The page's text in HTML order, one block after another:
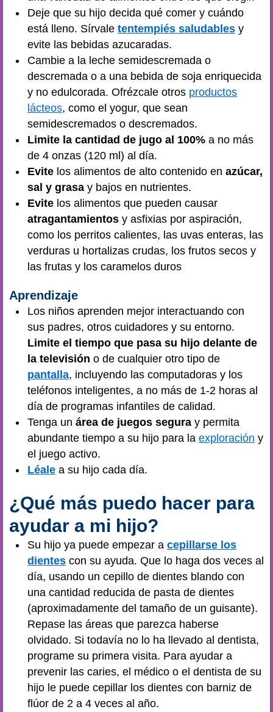
Deje que su hijo decida qué comer y cuándo
está lleno. Sírvale tentempiés saludables y
evite las bebidas azucaradas.
Cambie a la leche semidescremada o
descremada o a una bebida de soja enriquecida
y no edulcorada. Ofrézcale otros productos
lácteos, como el yogur, que sean
semidescremados o descremados.
Limite la cantidad de jugo al 100% a no más
de 4 onzas (120 ml) al día.
Evite los alimentos de alto contenido en azúcar,
sal y grasa y bajos en nutrientes.
Evite los alimentos que pueden causar
atragantamientos y asfixias por aspiración,
como los perritos calientes, las uvas enteras, las
verduras u hortalizas crudas, los frutos secos y
las frutas y los caramelos duros
Aprendizaje
Los niños aprenden mejor interactuando con
sus padres, otros cuidadores y su entorno.
Limite el tiempo que pasa su hijo delante de
la televisión o de cualquier otro tipo de
pantalla, incluyendo las computadoras y los
teléfonos inteligentes, a no más de 1-2 horas al
día de programas infantiles de calidad.
Tenga un área de juegos segura y permita
abundante tiempo a su hijo para la exploración y
el juego activo.
Léale a su hijo cada día.
¿Qué más puedo hacer para
ayudar a mi hijo?
Su hijo ya puede empezar a cepillarse los
dientes con su ayuda. Que lo haga dos veces al
día, usando un cepillo de dientes blando con
una cantidad reducida de pasta de dientes
(aproximadamente del tamaño de un guisante).
Repase las áreas que parezca haberse
olvidado. Si todavía no lo ha llevado al dentista,
programe su primera visita. Para ayudar a
prevenir las caries, el médico o el dentista de su
hijo le puede cepillar los dientes con barniz de
flúor de 2 a 4 veces al año.